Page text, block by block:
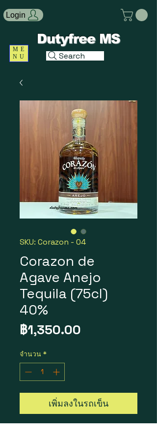
ME
NU
Search
Login
Dutyfree MS
SKU: Corazon - 04
Corazon de
Agave Anejo
Tequila (75cl)
40%
฿1,350.00
จำนวน *
เพิ่มลงในรถเข็น